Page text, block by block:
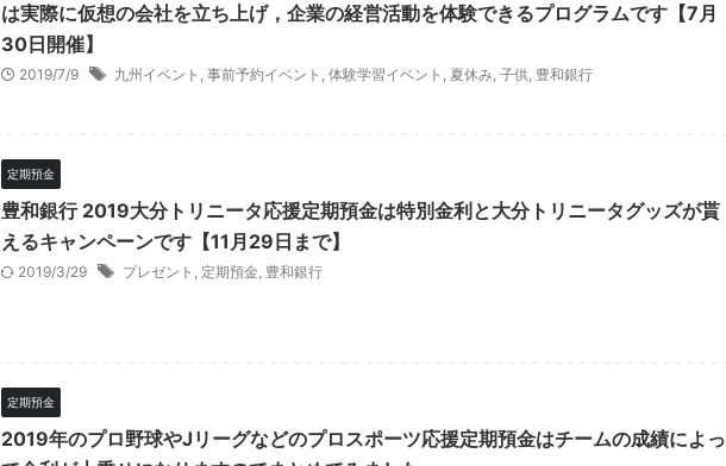
は実際に仮想の会社を立ち上げ，企業の経営活動を体験できるプログラムです【7月
30日開催】
2019/7/9 九州イベント , 事前予約イベント , 体験学習イベント , 夏休み, 子供, 豊和銀行
定期預金
豊和銀行 2019大分トリニータ応援定期預金は特別金利と大分トリニータグッズが貰
えるキャンペーンです【11月29日まで】
2019/3/29 プレゼント , 定期預金, 豊和銀行
定期預金
2019年のプロ野球やJリーグなどのプロスポーツ応援定期預金はチームの成績によっ